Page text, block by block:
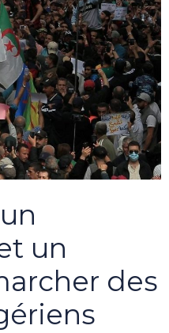
un
des